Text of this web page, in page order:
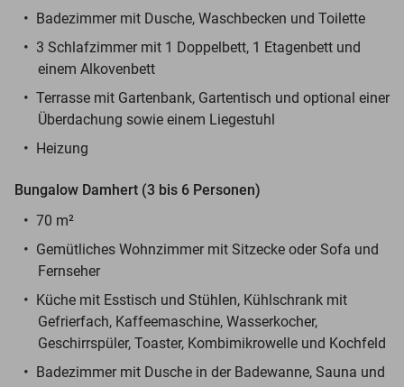
Badezimmer mit Dusche, Waschbecken und Toilette
3 Schlafzimmer mit 1 Doppelbett, 1 Etagenbett und
einem Alkovenbett
Terrasse mit Gartenbank, Gartentisch und optional einer
Überdachung sowie einem Liegestuhl
Heizung
Bungalow Damhert (3 bis 6 Personen)
70 m²
Gemütliches Wohnzimmer mit Sitzecke oder Sofa und
Fernseher
Küche mit Esstisch und Stühlen, Kühlschrank mit
Gefrierfach, Kaffeemaschine, Wasserkocher,
Geschirrspüler, Toaster, Kombimikrowelle und Kochfeld
Badezimmer mit Dusche in der Badewanne, Sauna und